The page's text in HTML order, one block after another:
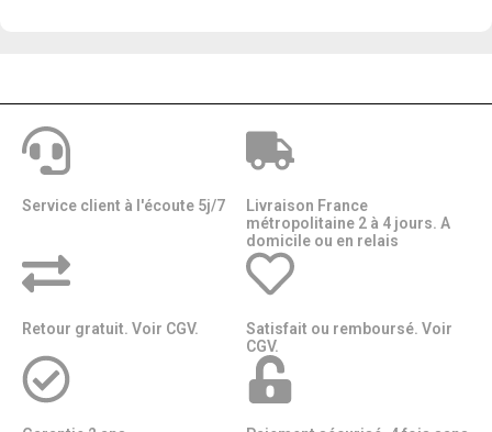
Service client à l'écoute 5j/7
Livraison France
métropolitaine 2 à 4 jours. A
domicile ou en relais​​
Retour gratuit. Voir CGV.
Satisfait ou remboursé. Voir
CGV.